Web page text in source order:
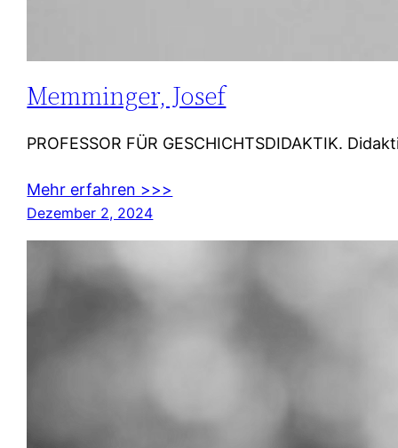
Memminger, Josef
PROFESSOR FÜR GESCHICHTSDIDAKTIK.
Mehr erfahren >>>
Dezember 2, 2024